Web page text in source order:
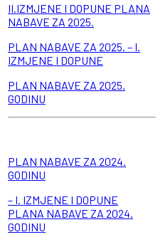
II.IZMJENE I DOPUNE PLANA
NABAVE ZA 2025.
PLAN NABAVE ZA 2025. – I.
IZMJENE I DOPUNE
PLAN NABAVE ZA 2025.
GODINU
PLAN NABAVE ZA 2024.
GODINU
– I. IZMJENE I DOPUNE
PLANA NABAVE ZA 2024.
GODINU